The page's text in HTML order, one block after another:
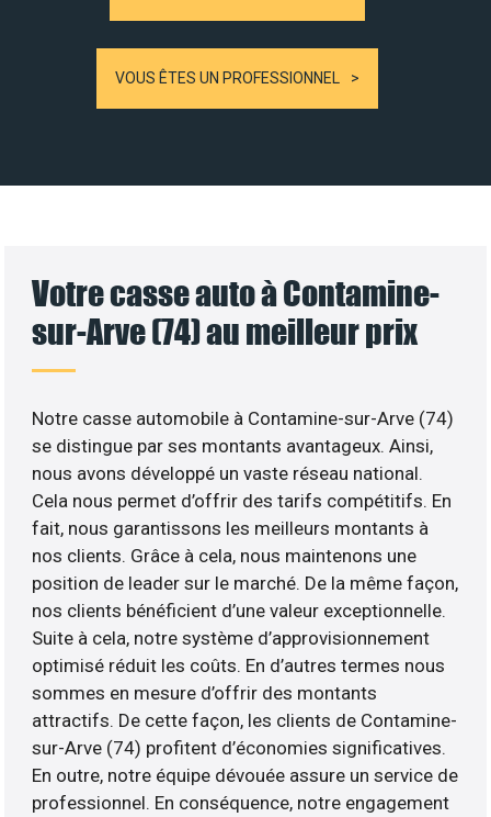
VOUS ÊTES UN PROFESSIONNEL
Votre casse auto à Contamine-
sur-Arve (74) au meilleur prix
Notre casse automobile à Contamine-sur-Arve (74)
se distingue par ses montants avantageux. Ainsi,
nous avons développé un vaste réseau national.
Cela nous permet d’offrir des tarifs compétitifs. En
fait, nous garantissons les meilleurs montants à
nos clients. Grâce à cela, nous maintenons une
position de leader sur le marché. De la même façon,
nos clients bénéficient d’une valeur exceptionnelle.
Suite à cela, notre système d’approvisionnement
optimisé réduit les coûts. En d’autres termes nous
sommes en mesure d’offrir des montants
attractifs. De cette façon, les clients de Contamine-
sur-Arve (74) profitent d’économies significatives.
En outre, notre équipe dévouée assure un service de
professionnel. En conséquence, notre engagement